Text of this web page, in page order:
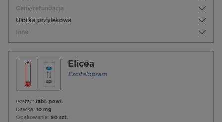
Ceny/refundacja
Ulotka przylekowa
Inne
Elicea
Escitalopram
Postać: tabl. powl.
Dawka: 10 mg
Opakowanie: 90 szt.